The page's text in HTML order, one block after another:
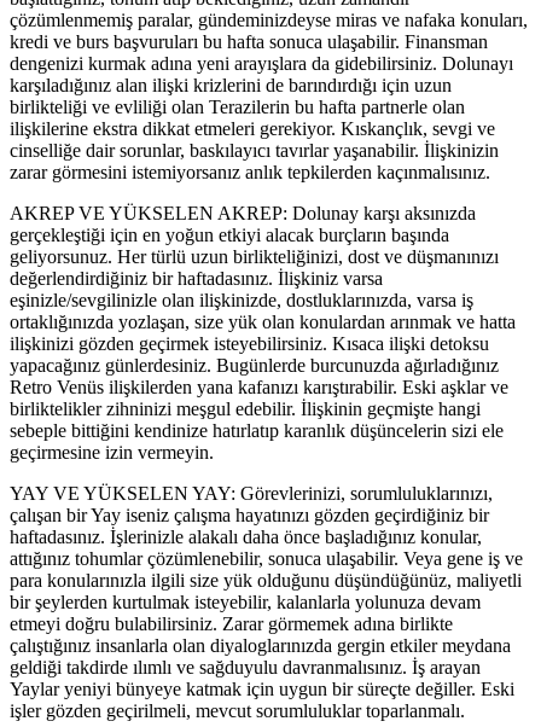
çözümlenmemiş paralar, gündeminizdeyse miras ve nafaka konuları,
kredi ve burs başvuruları bu hafta sonuca ulaşabilir. Finansman
dengenizi kurmak adına yeni arayışlara da gidebilirsiniz. Dolunayı
karşıladığınız alan ilişki krizlerini de barındırdığı için uzun
birlikteliği ve evliliği olan Terazilerin bu hafta partnerle olan
ilişkilerine ekstra dikkat etmeleri gerekiyor. Kıskançlık, sevgi ve
cinselliğe dair sorunlar, baskılayıcı tavırlar yaşanabilir. İlişkinizin
zarar görmesini istemiyorsanız anlık tepkilerden kaçınmalısınız.
AKREP VE YÜKSELEN AKREP: Dolunay karşı aksınızda
gerçekleştiği için en yoğun etkiyi alacak burçların başında
geliyorsunuz. Her türlü uzun birlikteliğinizi, dost ve düşmanınızı
değerlendirdiğiniz bir haftadasınız. İlişkiniz varsa
eşinizle/sevgilinizle olan ilişkinizde, dostluklarınızda, varsa iş
ortaklığınızda yozlaşan, size yük olan konulardan arınmak ve hatta
ilişkinizi gözden geçirmek isteyebilirsiniz. Kısaca ilişki detoksu
yapacağınız günlerdesiniz. Bugünlerde burcunuzda ağırladığınız
Retro Venüs ilişkilerden yana kafanızı karıştırabilir. Eski aşklar ve
birliktelikler zihninizi meşgul edebilir. İlişkinin geçmişte hangi
sebeple bittiğini kendinize hatırlatıp karanlık düşüncelerin sizi ele
geçirmesine izin vermeyin.
YAY VE YÜKSELEN YAY: Görevlerinizi, sorumluluklarınızı,
çalışan bir Yay iseniz çalışma hayatınızı gözden geçirdiğiniz bir
haftadasınız. İşlerinizle alakalı daha önce başladığınız konular,
attığınız tohumlar çözümlenebilir, sonuca ulaşabilir. Veya gene iş ve
para konularınızla ilgili size yük olduğunu düşündüğünüz, maliyetli
bir şeylerden kurtulmak isteyebilir, kalanlarla yolunuza devam
etmeyi doğru bulabilirsiniz. Zarar görmemek adına birlikte
çalıştığınız insanlarla olan diyaloglarınızda gergin etkiler meydana
geldiği takdirde ılımlı ve sağduyulu davranmalısınız. İş arayan
Yaylar yeniyi bünyeye katmak için uygun bir süreçte değiller. Eski
işler gözden geçirilmeli, mevcut sorumluluklar toparlanmalı.